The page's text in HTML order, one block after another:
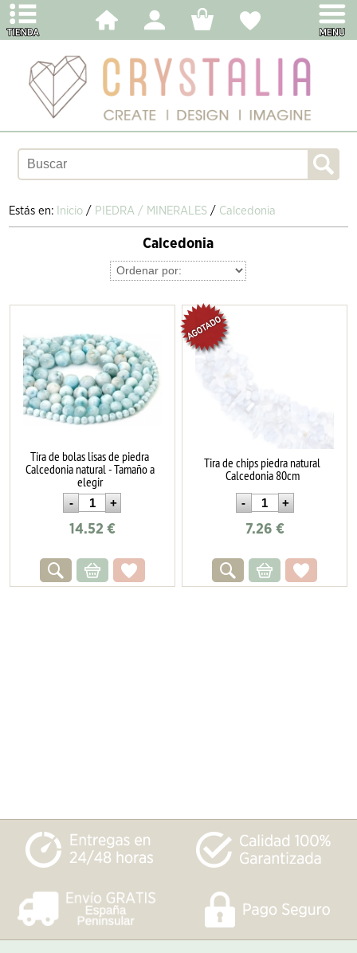
Estás en: Inicio / PIEDRA / MINERALES / Calcedonia
Calcedonia
Tira de bolas lisas de piedra
Calcedonia natural - Tamaño a
elegir
14.52 €
Tira de chips piedra natural
Calcedonia 80cm
7.26 €